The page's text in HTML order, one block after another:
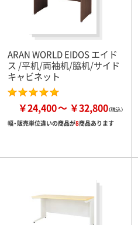
ARAN WORLD EIDOS エイド
ス /平机/両袖机/脇机/サイド
キャビネット
￥24,400 ￥32,800
幅・販売単位違いの商品が8商品あります